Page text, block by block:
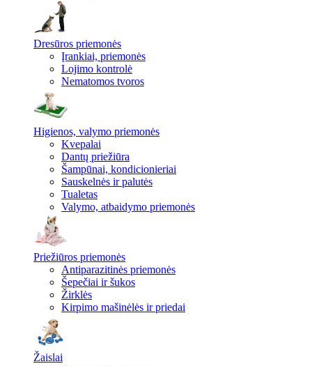
Dresūros priemonės
Įrankiai, priemonės
Lojimo kontrolė
Nematomos tvoros
Higienos, valymo priemonės
Kvepalai
Dantų priežiūra
Šampūnai, kondicionieriai
Sauskelnės ir palutės
Tualetas
Valymo, atbaidymo priemonės
Priežiūros priemonės
Antiparazitinės priemonės
Šepečiai ir šukos
Žirklės
Kirpimo mašinėlės ir priedai
Žaislai